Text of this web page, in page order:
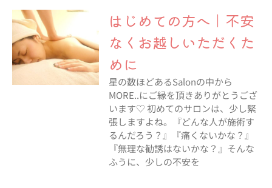
はじめての方へ｜不安
なくお越しいただくた
めに
星の数ほどあるSalonの中から
MORE..にご縁を頂きありがとうござ
います♡ 初めてのサロンは、少し緊
張しますよね。『どんな人が施術す
るんだろう？』『痛くないかな？』
『無理な勧誘はないかな？』そんな
ふうに、少しの不安を
ー
ジ
ー
ジ
ー
ジ